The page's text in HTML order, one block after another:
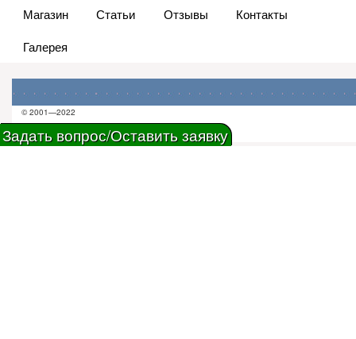
Магазин
Статьи Отзывы
Контакты
Галерея
© 2001—2022
Задать вопрос/Оставить заявку